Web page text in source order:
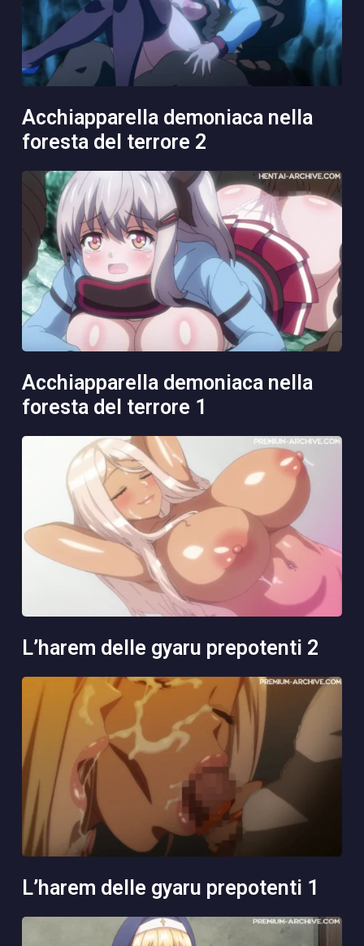
acchiapparella demoniaca nella
foresta del terrore 2
acchiapparella demoniaca nella
foresta del terrore 1
l’harem delle gyaru prepotenti 2
l’harem delle gyaru prepotenti 1